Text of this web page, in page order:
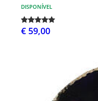
DISPONÍVEL
€ 59,00